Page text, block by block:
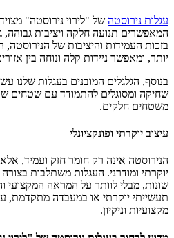
עגלות נירוסטה של "לירוי נירוסטה"
המאפשרים תנועה חלקה ויציבות
בזכות העמידות והיציבות של הנירוסטה,
יותר, ומאפשר ניידות קלה ונוחה בין
בנוסף, הגלגלים המובנים בעגלות שלנו
שחיקה ומסוגלים להתמודד עם שטחים
משטחים חלקים.
עיצוב יוקרתי ופונקציונלי
הנירוסטה אינה רק חומר חזק ועמיד,
יוקרתי ומודרני. העגלות משתלבות
שונות, מבלי לוותר על המראה
תעשייתי יוקרתי או במעבדה מתקדמת,
מקצועיות וניקיון.